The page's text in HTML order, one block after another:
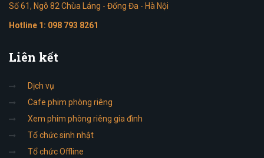
Số 61, Ngõ 82 Chùa Láng - Đống Đa - Hà Nội
Hotline 1: 098 793 8261
Liên kết
Dịch vụ
Cafe phim phòng riêng
Xem phim phòng riêng gia đình
Tổ chức sinh nhật
Tổ chức Offline